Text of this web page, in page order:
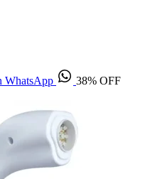
WhatsApp 38% OFF